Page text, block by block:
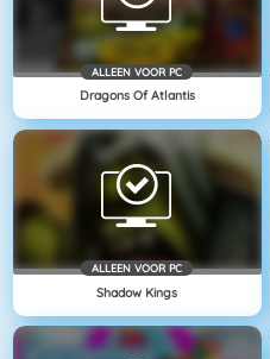
ALLEEN VOOR PC
Dragons Of Atlantis
ALLEEN VOOR PC
Shadow Kings